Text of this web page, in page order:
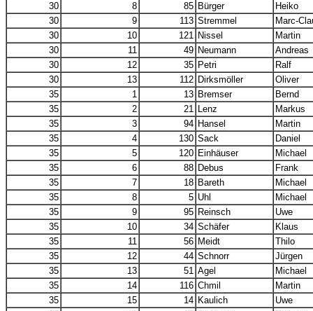
30
8 85 Bürger
Heiko
30
9 113 Stremmel
Marc-
30
10 121 Nissel
Martin
30
11 49 Neumann
Andreas
30
12 35 Petri
Ralf
30
13 112 Dirksmöller
Oliver
35
1 13 Bremser
Bernd
35
2 21 Lenz
Markus
35
3 94 Hansel
Martin
35
4 130 Sack
Daniel
35
5 120 Einhäuser
Michael
35
6 88 Debus
Frank
35
7 18 Bareth
Michael
35
8 5 Uhl
Michael
35
9 95 Reinsch
Uwe
35
10 34 Schäfer
Klaus
35
11 56 Meidt
Thilo
35
12 44 Schnorr
Jürgen
35
13 51 Agel
Michael
35
14 116 Chmil
Martin
35
15 14 Kaulich
Uwe